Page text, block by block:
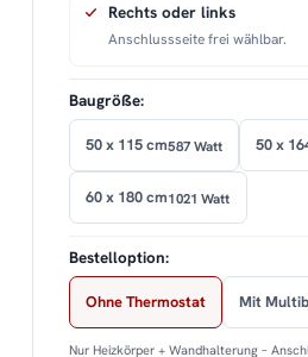
Rechts oder links
Anschlussseite frei wählbar.
Baugröße:
50 x 115 cm587 Watt 50 x
60 x 180 cm1021 Watt
Bestelloption:
Ohne Thermostat Mit
Nur Heizkörper + Wandhalterung –